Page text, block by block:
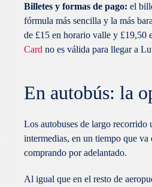
Billetes y formas de pago: el
fórmula más sencilla y la más
de £15 en horario valle y £19,50
Card no es válida para llegar a
En autobús: la
Los autobuses de largo
intermedias, en un tiempo que
comprando por adelantado.
Al igual que en el resto de